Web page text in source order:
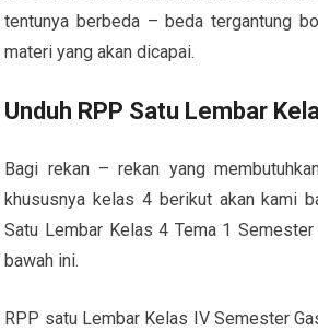
tentunya berbeda – beda tergantung
materi yang akan dicapai.
Unduh RPP Satu Lembar
Bagi rekan – rekan yang
khususnya kelas 4 berikut akan kami
Satu Lembar Kelas 4 Tema 1
bawah ini.
RPP satu Lembar Kelas IV Semester